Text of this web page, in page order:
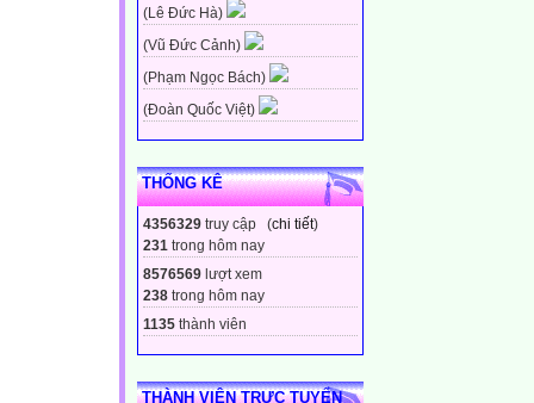
(Lê Đức Hà)
(Vũ Đức Cảnh)
(Phạm Ngọc Bách)
(Đoàn Quốc Việt)
THỐNG KÊ
4356329 truy cập (chi tiết)
231 trong hôm nay
8576569 lượt xem
238 trong hôm nay
1135 thành viên
THÀNH VIÊN TRỰC TUYẾN